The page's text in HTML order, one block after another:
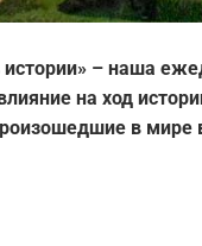
истории» – наша
на ход
в мире